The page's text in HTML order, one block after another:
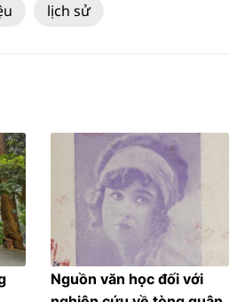
lịch sử
Nguồn văn học đối với